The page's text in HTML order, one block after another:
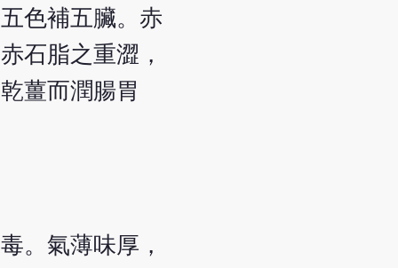
色補五臟。赤
石脂之重澀，
薑而潤腸胃
。氣薄味厚，